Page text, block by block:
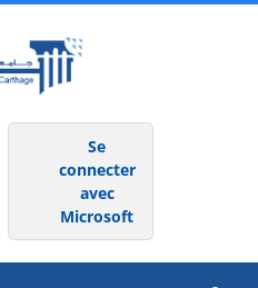
Se
connecter
avec
Microsoft